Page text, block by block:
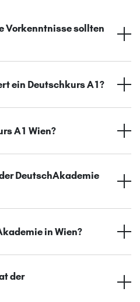
Vorkenntnisse sollten
ein Deutschkurs A1?
A1 Wien?
DeutschAkademie
in Wien?
der